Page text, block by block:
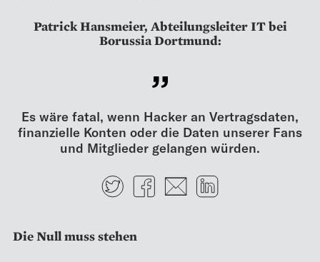
Patrick Hansmeier, Abteilungsleiter IT bei
Borussia Dortmund:
Es wäre fatal, wenn Hacker an Vertragsdaten,
finanzielle Konten oder die Daten unserer Fans
und Mitglieder gelangen würden.
TwitterFacebook
E-mail
Die Null muss stehen